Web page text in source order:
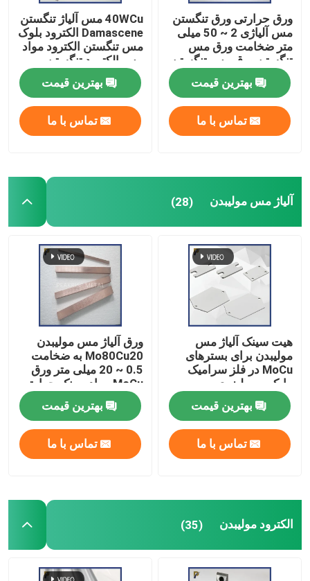
ورق حرارتی ورق تنگستن
مس آلیاژی 2 ~ 50 میلی
متر ضخامت ورق مس
تنگستن ورق مس تنگستن
بهترین قیمت
تماس با ما
40WCu مس آلیاژ تنگستن
Damascene الکترود بلوک
مس تنگستن الکترود مواد
مس الکترود تنگستن
بهترین قیمت
تماس با ما
آلیاژ مس مولیبدن (28)
هیت سینک آلیاژ مس
مولیبدن برای بسترهای
MoCu در فلز سرامیک
مایکروویو لیزری
بهترین قیمت
تماس با ما
ورق آلیاژ مس مولیبدن
Mo80Cu20 به ضخامت
0.5 ~ 20 میلی متر ورق
MoCu مواد سینک حرارتی
بهترین قیمت
تماس با ما
الکترود مولیبدن (35)